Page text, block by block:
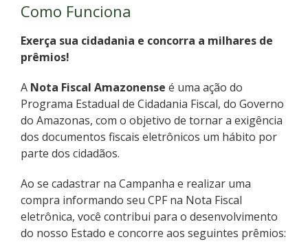
Como Funciona
Exerça sua cidadania e concorra a milhares de
prêmios!
A Nota Fiscal Amazonense é uma ação do
Programa Estadual de Cidadania Fiscal, do Governo
do Amazonas, com o objetivo de tornar a exigência
dos documentos fiscais eletrônicos um hábito por
parte dos cidadãos.
Ao se cadastrar na Campanha e realizar uma
compra informando seu CPF na Nota Fiscal
eletrônica, você contribui para o desenvolvimento
do nosso Estado e concorre aos seguintes prêmios: